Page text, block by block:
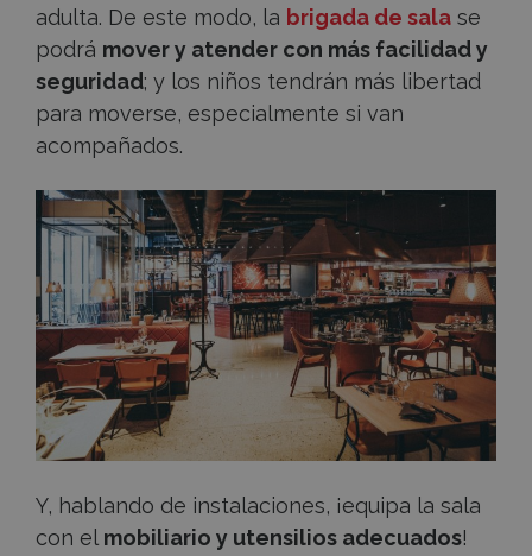
adulta. De este modo, la brigada de sala se
podrá mover y atender con más facilidad y
seguridad; y los niños tendrán más libertad
para moverse, especialmente si van
acompañados.
Y, hablando de instalaciones, ¡equipa la sala
con el mobiliario y utensilios adecuados!